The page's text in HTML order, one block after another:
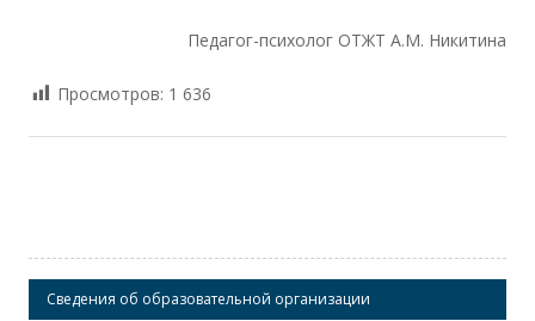
Педагог-психолог ОТЖТ А.М. Никитина
Просмотров: 1 636
Сведения об образовательной организации